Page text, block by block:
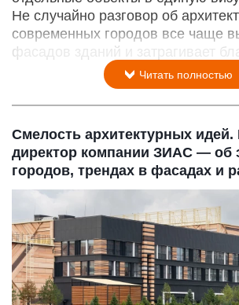
Не случайно разговор об
современных городов все чаще
фасадов зданий и затрагивает
Читать полностью
Смелость архитектурных
директор компании ЗИАС — об
городов, трендах в фасадах и